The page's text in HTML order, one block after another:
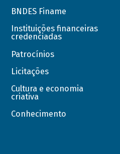
BNDES Finame
Instituições financeiras
credenciadas
Patrocínios
Licitações
Cultura e economia
criativa
Conhecimento